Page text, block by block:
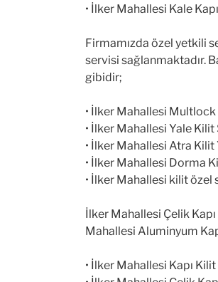
• İlker Mahallesi Kale Kapı
Firmamızda özel yetkili
servisi sağlanmaktadır.
gibidir;
• İlker Mahallesi
• İlker Mahallesi Yale Kilit
• İlker Mahallesi Atra Kilit
• İlker Mahallesi Dorma
• İlker Mahallesi kilit özel
İlker Mahallesi Çelik
Mahallesi Aluminyum
• İlker Mahallesi Kapı